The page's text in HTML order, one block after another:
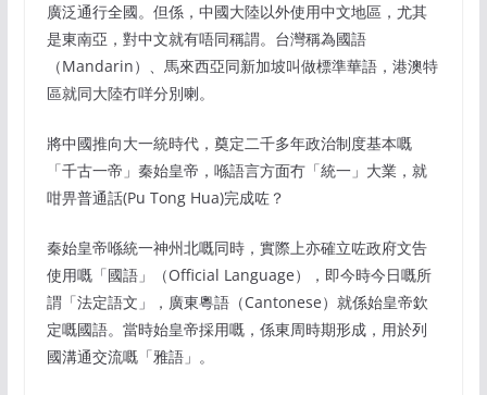
廣泛通行全國。但係，中國大陸以外使用中文地區，尤其
是東南亞，對中文就有唔同稱謂。台灣稱為國語
（Mandarin）、馬來西亞同新加坡叫做標準華語，港澳特
區就同大陸冇咩分別喇。
將中國推向大一統時代，奠定二千多年政治制度基本嘅
「千古一帝」秦始皇帝，喺語言方面冇「統一」大業，就
咁畀普通話(Pu Tong Hua)完成咗？
秦始皇帝喺統一神州北嘅同時，實際上亦確立咗政府文告
使用嘅「國語」（Official Language），即今時今日嘅所
謂「法定語文」，廣東粵語（Cantonese）就係始皇帝欽
定嘅國語。當時始皇帝採用嘅，係東周時期形成，用於列
國溝通交流嘅「雅語」。